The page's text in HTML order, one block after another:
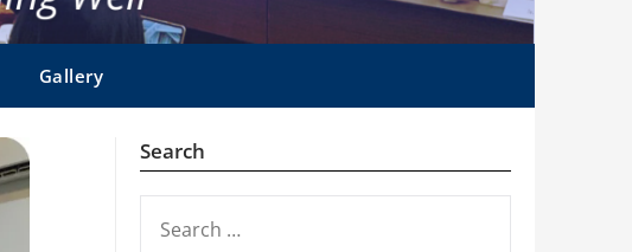
Gallery
Search
FOR: